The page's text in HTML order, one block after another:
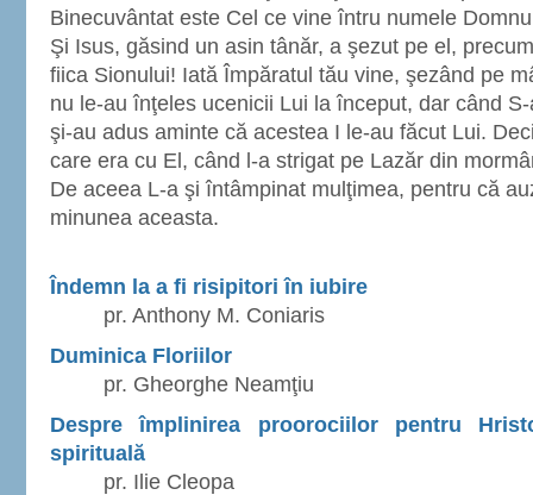
Binecuvântat este Cel ce vine întru numele
Şi Isus, găsind un asin tânăr, a şezut pe el,
fiica Sionului! Iată Împăratul tău vine, şezând pe
nu le-au înţeles ucenicii Lui la început, dar când
şi-au adus aminte că acestea I le-au făcut Lui.
care era cu El, când l-a strigat pe Lazăr din
De aceea L-a şi întâmpinat mulţimea, pentru că
minunea aceasta.
Îndemn la a fi risipitori în iubire
pr. Anthony M. Coniaris
Duminica Floriilor
pr. Gheorghe Neamţiu
Despre împlinirea proorociilor pentru
spirituală
pr. Ilie Cleopa